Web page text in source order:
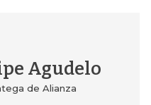
Agudelo
de Alianza